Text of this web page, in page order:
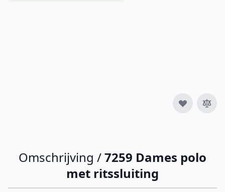
Omschrijving /7259 Dames polo
met ritssluiting